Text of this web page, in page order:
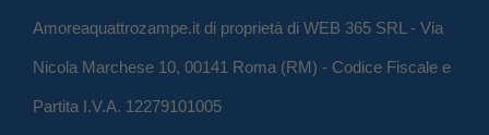
Amoreaquattrozampe.it di proprietà di WEB 365 SRL - Via
Nicola Marchese 10, 00141 Roma (RM) - Codice Fiscale e
Partita I.V.A. 12279101005